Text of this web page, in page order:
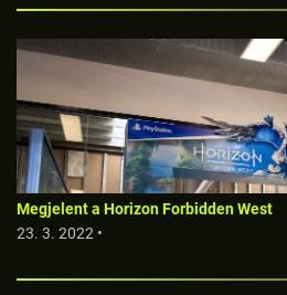
Megjelent a Horizon Forbidden West
23. 3. 2022 •